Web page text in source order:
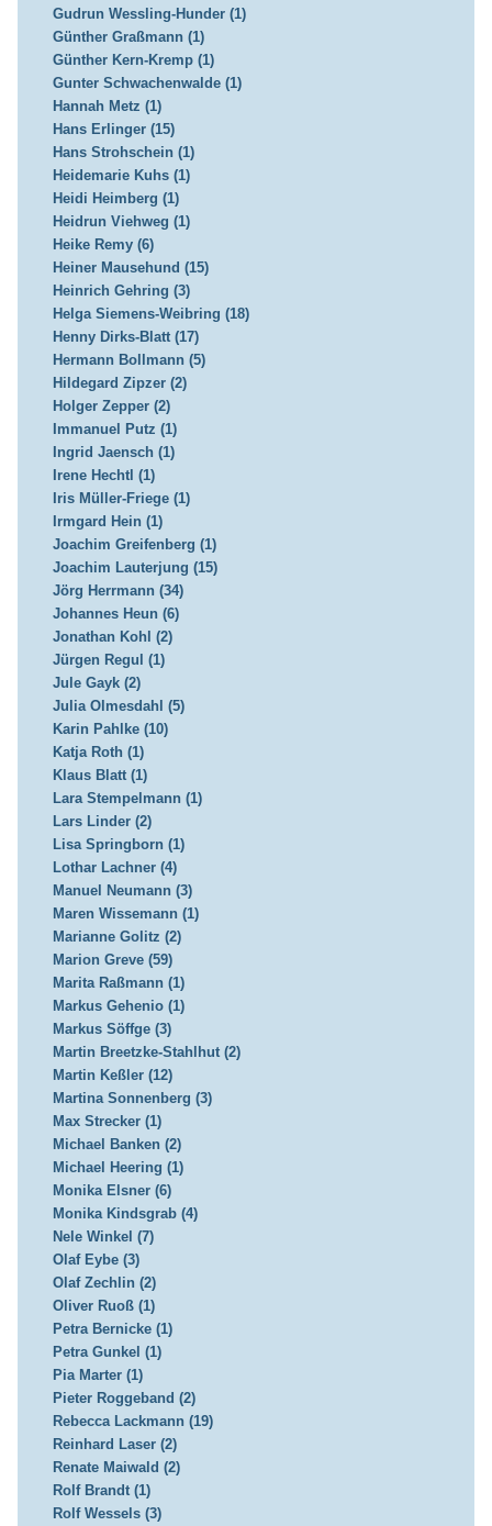
Gudrun Wessling-Hunder (1)
Günther Graßmann (1)
Günther Kern-Kremp (1)
Gunter Schwachenwalde (1)
Hannah Metz (1)
Hans Erlinger (15)
Hans Strohschein (1)
Heidemarie Kuhs (1)
Heidi Heimberg (1)
Heidrun Viehweg (1)
Heike Remy (6)
Heiner Mausehund (15)
Heinrich Gehring (3)
Helga Siemens-Weibring (18)
Henny Dirks-Blatt (17)
Hermann Bollmann (5)
Hildegard Zipzer (2)
Holger Zepper (2)
Immanuel Putz (1)
Ingrid Jaensch (1)
Irene Hechtl (1)
Iris Müller-Friege (1)
Irmgard Hein (1)
Joachim Greifenberg (1)
Joachim Lauterjung (15)
Jörg Herrmann (34)
Johannes Heun (6)
Jonathan Kohl (2)
Jürgen Regul (1)
Jule Gayk (2)
Julia Olmesdahl (5)
Karin Pahlke (10)
Katja Roth (1)
Klaus Blatt (1)
Lara Stempelmann (1)
Lars Linder (2)
Lisa Springborn (1)
Lothar Lachner (4)
Manuel Neumann (3)
Maren Wissemann (1)
Marianne Golitz (2)
Marion Greve (59)
Marita Raßmann (1)
Markus Gehenio (1)
Markus Söffge (3)
Martin Breetzke-Stahlhut (2)
Martin Keßler (12)
Martina Sonnenberg (3)
Max Strecker (1)
Michael Banken (2)
Michael Heering (1)
Monika Elsner (6)
Monika Kindsgrab (4)
Nele Winkel (7)
Olaf Eybe (3)
Olaf Zechlin (2)
Oliver Ruoß (1)
Petra Bernicke (1)
Petra Gunkel (1)
Pia Marter (1)
Pieter Roggeband (2)
Rebecca Lackmann (19)
Reinhard Laser (2)
Renate Maiwald (2)
Rolf Brandt (1)
Rolf Wessels (3)